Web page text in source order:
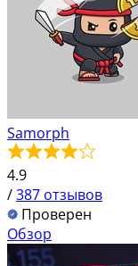
Samorph
4.9
/387 отзывов
Проверен
Обзор